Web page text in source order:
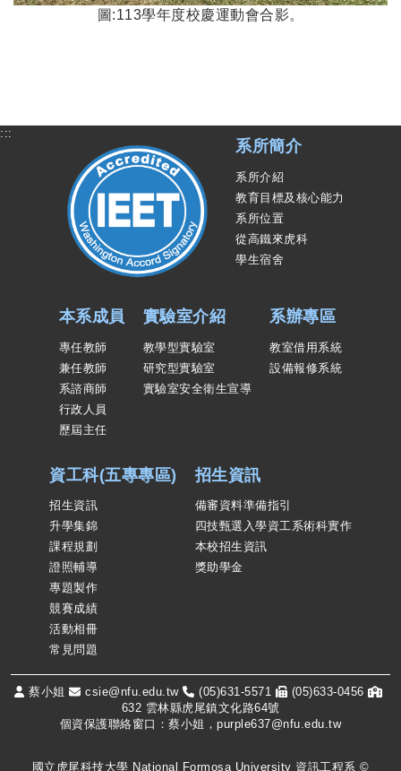
圖:113學年度校慶運動會合影。
:::
系所簡介
系所介紹
教育目標及核心能力
系所位置
從高鐵來虎科
學生宿舍
本系成員
專任教師
兼任教師
系諮商師
行政人員
歷屆主任
實驗室介紹
教學型實驗室
研究型實驗室
實驗室安全衛生宣導
系辦專區
教室借用系統
設備報修系統
資工科(五專專區)
招生資訊
升學集錦
課程規劃
證照輔導
專題製作
競賽成績
活動相冊
常見問題
招生資訊
備審資料準備指引
四技甄選入學資工系術科實作
本校招生資訊
獎助學金
蔡小姐 csie@nfu.edu.tw (05)631-5571
(05)633-0456
632 雲林縣虎尾鎮文化路64號
個資保護聯絡窗口：蔡小姐，purple637@nfu.edu.tw
國立虎尾科技大學 National Formosa University 資訊工程系 ©